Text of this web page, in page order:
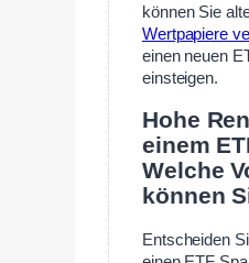
können Sie
Wertpapiere
einen neuen
einsteigen.
Hohe
einem
Welche
können
Entscheiden